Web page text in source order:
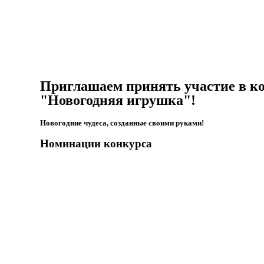
Приглашаем принять участие в
"Новогодняя игрушка"!
Новогодние чудеса, созданные своими руками!
Номинации конкурса